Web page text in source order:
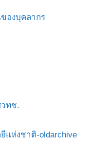
องบุคลากร
วทช.
แห่งชาติ-oldarchive